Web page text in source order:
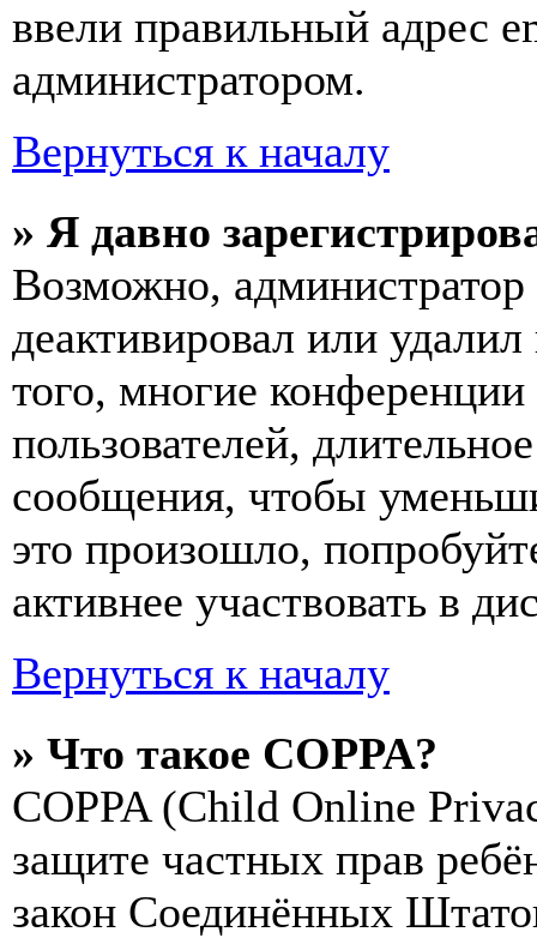
ввели правильный адрес
администратором.
Вернуться к началу
» Я давно
Возможно,
деактивировал или
того, многие
пользователей,
сообщения, чтобы
это произошло,
активнее участвовать в
Вернуться к началу
» Что такое COPPA?
COPPA (Child Online
защите частных прав
закон Соединённых